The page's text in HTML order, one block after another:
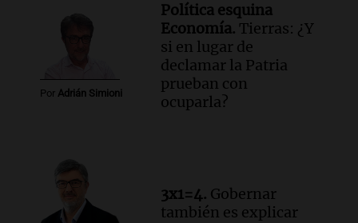
Por Adrián Simioni
Política esquina
Economía. Tierras: ¿Y
si en lugar de
declamar la Patria
prueban con
ocuparla?
3x1=4. Gobernar
también es explicar